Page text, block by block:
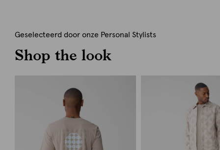
Geselecteerd door onze Personal Stylists
Shop the look